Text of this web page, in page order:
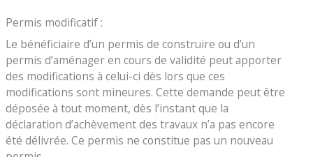
Permis modificatif :
Le bénéficiaire d’un permis de construire ou d’un
permis d’aménager en cours de validité peut apporter
des modifications à celui-ci dès lors que ces
modifications sont mineures. Cette demande peut être
déposée à tout moment, dès l’instant que la
déclaration d’achèvement des travaux n’a pas encore
été délivrée. Ce permis ne constitue pas un nouveau